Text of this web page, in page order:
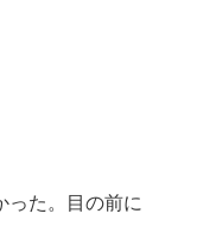
った。目の前に